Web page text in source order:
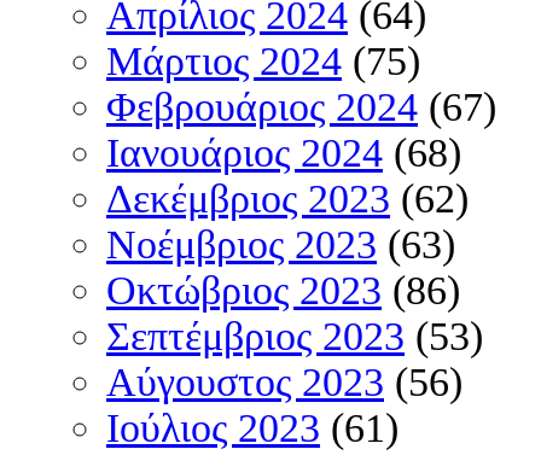
Απρίλιος 2024 (64)
Μάρτιος 2024 (75)
Φεβρουάριος 2024 (67)
Ιανουάριος 2024 (68)
Δεκέμβριος 2023 (62)
Νοέμβριος 2023 (63)
Οκτώβριος 2023 (86)
Σεπτέμβριος 2023 (53)
Αύγουστος 2023 (56)
Ιούλιος 2023 (61)